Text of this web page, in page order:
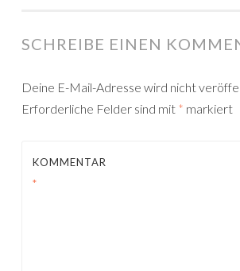
SCHREIBE EINEN
Deine E-Mail-Adresse wird nicht
Erforderliche Felder sind mit * markiert
KOMMENTAR
*